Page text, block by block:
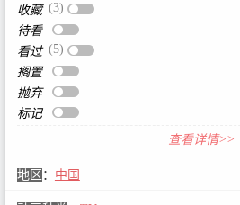
收藏 (3)
待看
看过 (5)
搁置
抛弃
标记
查看详情>>
地区 ： 中国